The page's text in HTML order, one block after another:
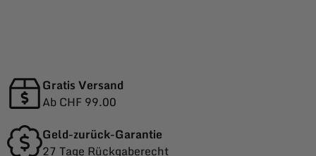
Gratis Versand
Ab CHF 99.00
Geld-zurück-Garantie
27 Tage Rückgaberecht